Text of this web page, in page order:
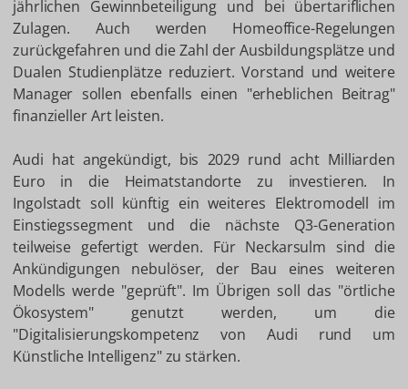
jährlichen Gewinnbeteiligung und bei übertariflichen
Zulagen. Auch werden Homeoffice-Regelungen
zurückgefahren und die Zahl der Ausbildungsplätze und
Dualen Studienplätze reduziert. Vorstand und weitere
Manager sollen ebenfalls einen "erheblichen Beitrag"
finanzieller Art leisten.
Audi hat angekündigt, bis 2029 rund acht Milliarden
Euro in die Heimatstandorte zu investieren. In
Ingolstadt soll künftig ein weiteres Elektromodell im
Einstiegssegment und die nächste Q3-Generation
teilweise gefertigt werden. Für Neckarsulm sind die
Ankündigungen nebulöser, der Bau eines weiteren
Modells werde "geprüft". Im Übrigen soll das "örtliche
Ökosystem" genutzt werden, um die
"Digitalisierungskompetenz von Audi rund um
Künstliche Intelligenz" zu stärken.